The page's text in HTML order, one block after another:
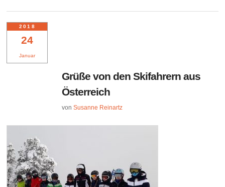
24
Januar
2018
Grüße von den Skifahrern aus
Österreich
vonSusanne Reinartz